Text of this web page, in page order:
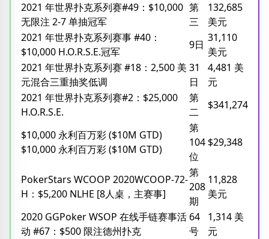
2021 年世界扑克系列赛#49：$10,000
无限注 2-7 单抽冠军
第
三
132,685
美元
2021 年世界扑克系列赛事 #40：
$10,000 H.O.R.S.E.冠军
9日
31,110
美元
2021 年世界扑克系列赛 #18：2,500 美
元混合三重抽奖低调
31
日
4,481 美
元
2021 年世界扑克系列赛#2：$25,000
H.O.R.S.E.
第
二
$341,274
$10,000 永利百万彩 ($10M GTD)
$10,000 永利百万彩 ($10M GTD)
第
104
位
$29,348
PokerStars WCOOP 2020WCOOP-72-
H：$5,200 NLHE [8人桌，主赛事]
第
208
期
11,828
美元
2020 GGPoker WSOP 在线手链赛事活
动 #67：$500 限注德州扑克
64
号
1,314 美
元